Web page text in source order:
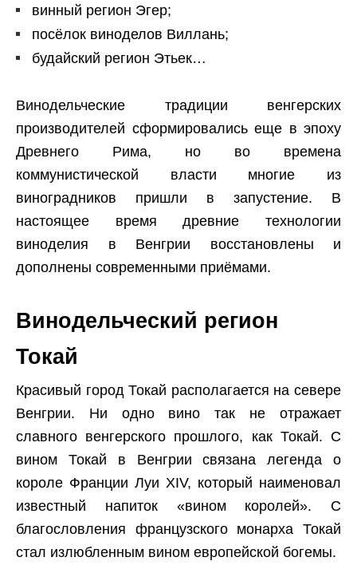
винный регион Эгер;
посёлок виноделов Виллань;
будайский регион Этьек…
Винодельческие традиции венгерских
производителей сформировались еще в эпоху
Древнего Рима, но во времена
коммунистической власти многие из
виноградников пришли в запустение. В
настоящее время древние технологии
виноделия в Венгрии восстановлены и
дополнены современными приёмами.
Винодельческий регион
Токай
Красивый город Токай располагается на севере
Венгрии. Ни одно вино так не отражает
славного венгерского прошлого, как Токай. С
вином Токай в Венгрии связана легенда о
короле Франции Луи XIV, который наименовал
известный напиток «вином королей». С
благословления французского монарха Токай
стал излюбленным вином европейской богемы.